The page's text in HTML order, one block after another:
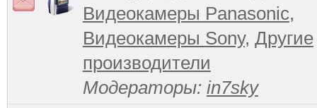
Видеокамеры Panasonic,
Видеокамеры Sony, Другие
производители
Модераторы: in7sky